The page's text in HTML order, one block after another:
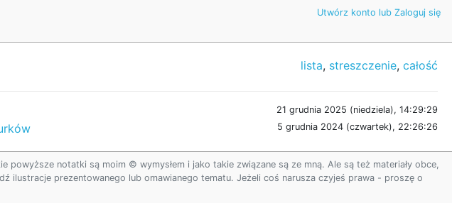
Utwórz konto lub Zaloguj się
lista, streszczenie, całość
21 grudnia 2025 (niedziela), 14:29:29
5 grudnia 2024 (czwartek), 22:26:26
notatki są moim © wymysłem i jako takie związane są ze mną. Ale są też materiały obce,
ilustracje prezentowanego lub omawianego tematu. Jeżeli coś narusza czyjeś prawa - proszę o